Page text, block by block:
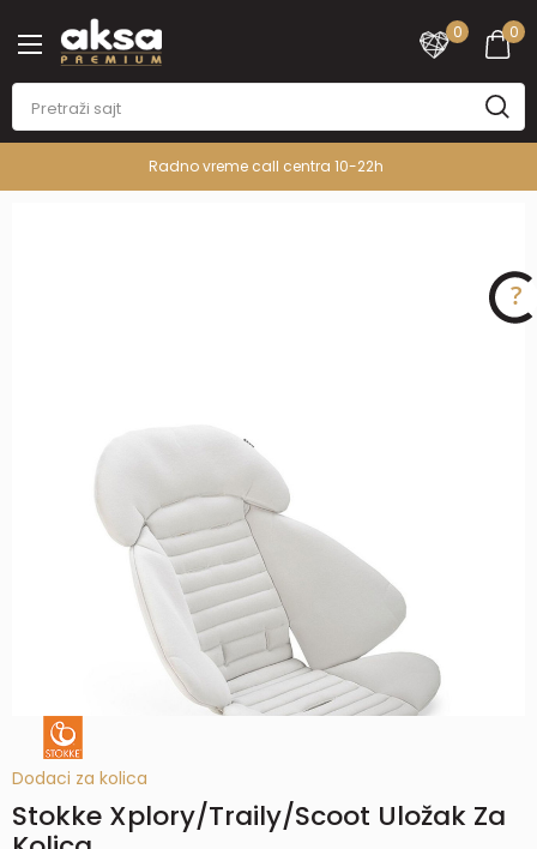
0
0
Radno vreme call centra 10-22h
Dodaci za kolica
Stokke Xplory/Traily/Scoot Uložak Za